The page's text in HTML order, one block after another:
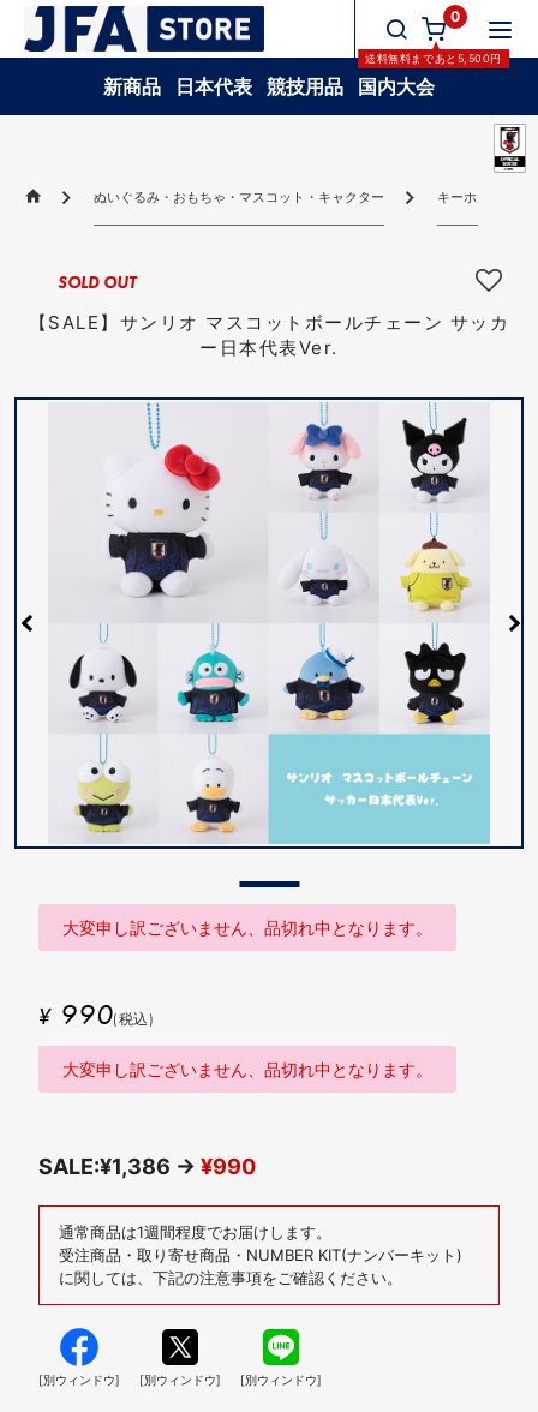
0
送料無料まであと 5,500円
新商品 日本代表 競技用品 国内大会
ぬいぐるみ・おもちゃ・マスコット・キャクター キーホルダー(
【SALE】サンリオ マスコットボールチェーン サッカ
ー日本代表Ver.
SOLD OUT
大変申し訳ございません、品切れ中となります。
¥ 990(税込)
大変申し訳ございません、品切れ中となります。
SALE:¥1,386 → ¥990
通常商品は1週間程度でお届けします。
受注商品・取り寄せ商品・NUMBER KIT(ナンバーキット)
に関しては、下記の注意事項をご確認ください。
[別ウィンドウ] [別ウィンドウ] [別ウィンドウ]